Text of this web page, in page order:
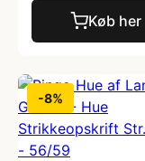
Køb her
-8%